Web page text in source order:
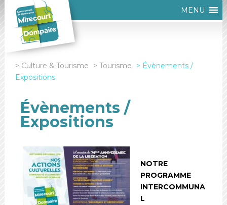
MENU
Culture & Tourisme Tourisme
Évènements /
Expositions
Évènements /
Expositions
NOTRE
PROGRAMME
INTERCOMMUNA
L